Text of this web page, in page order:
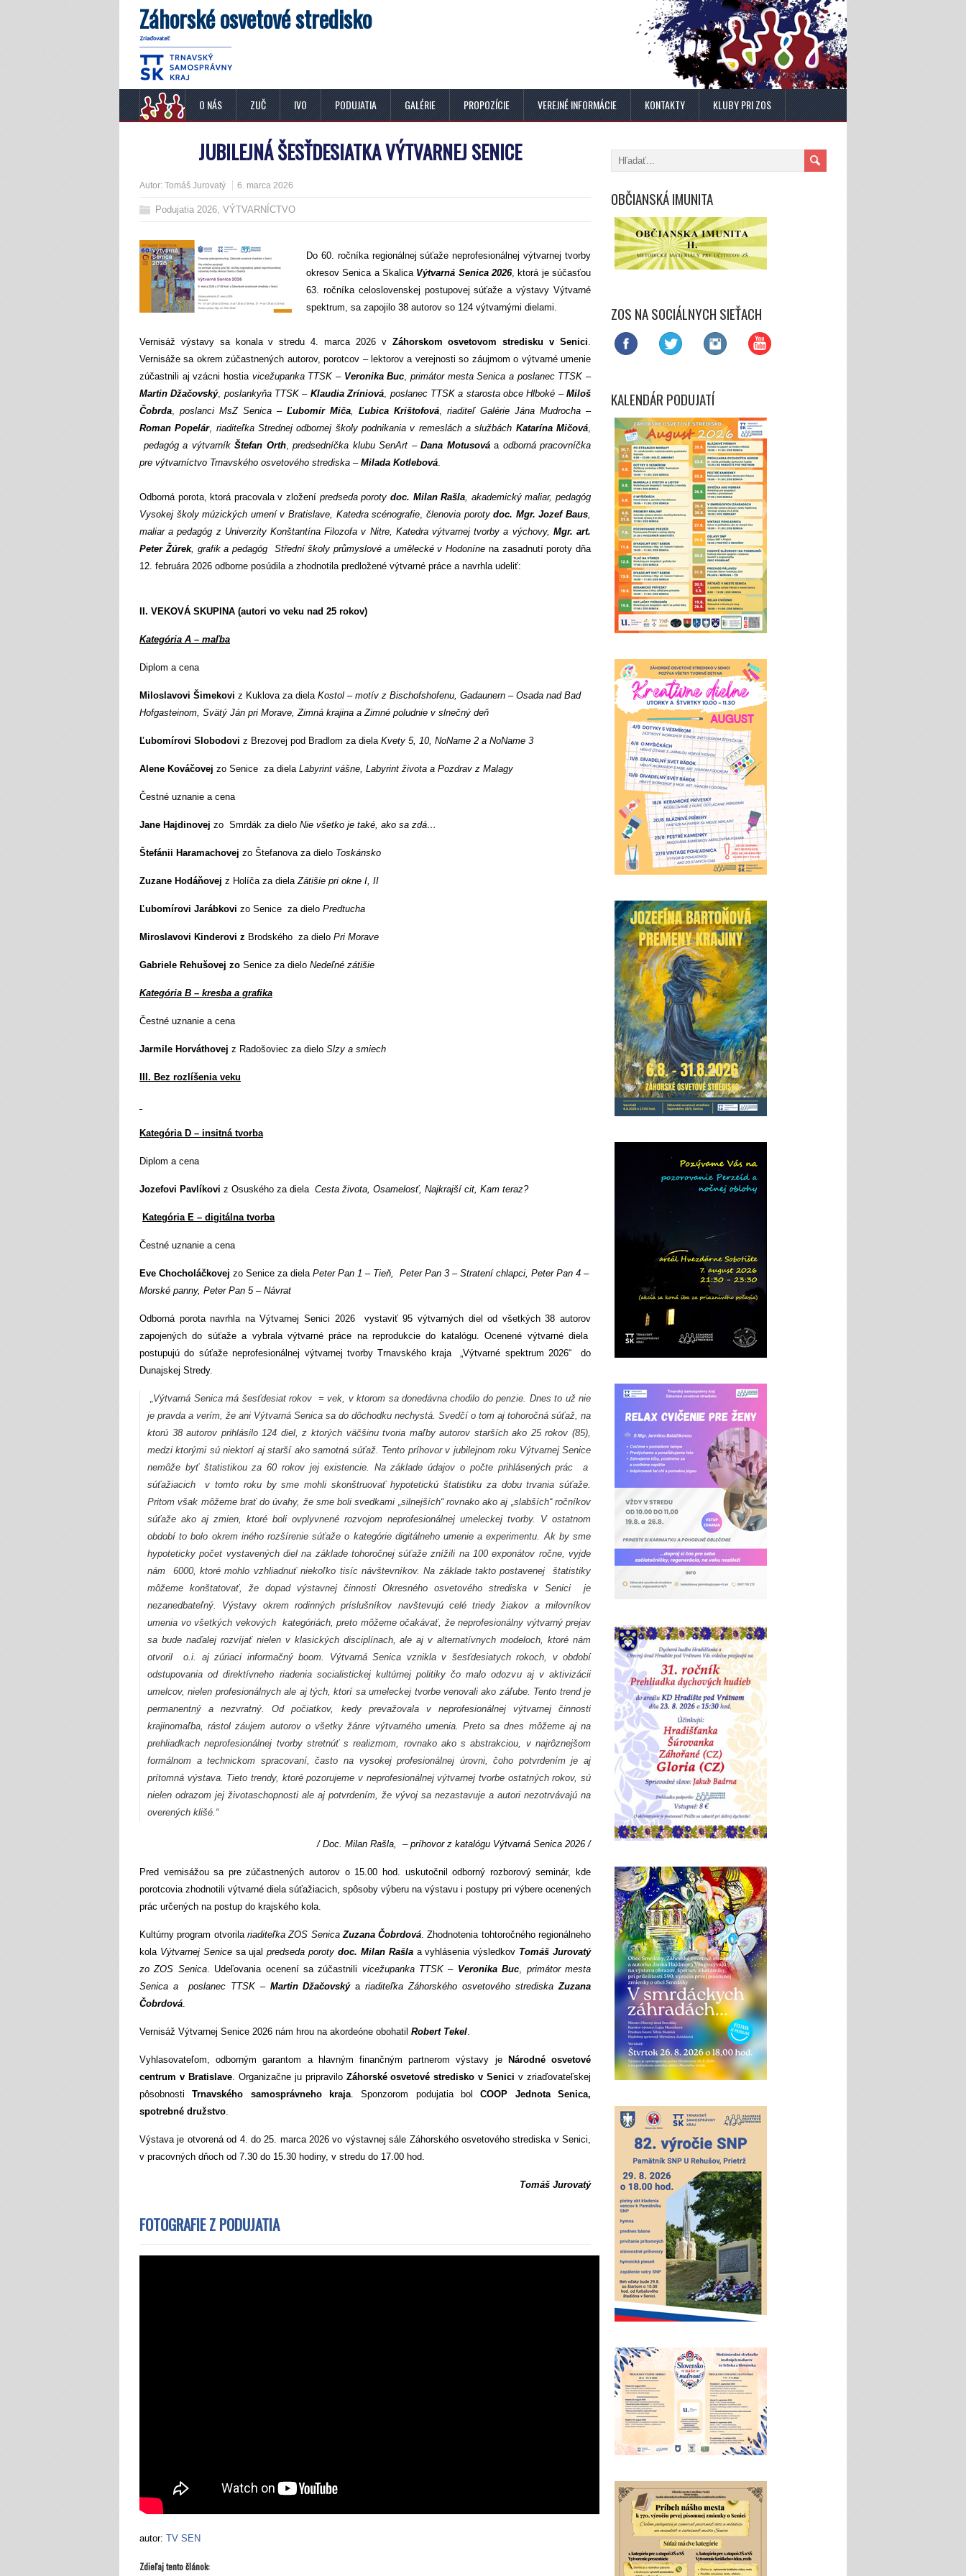
Záhorské osvetové stredisko
O NÁS ZUČ IVO PODUJATIA GALÉRIE PROPOZÍCIE VEREJNÉ INFORMÁCIE KONTAKTY KLUBY PRI ZOS
JUBILEJNÁ ŠESŤDESIATKA VÝTVARNEJ SENICE
Autor: Tomáš Jurovatý 6. marca 2026
Podujatia 2026, VÝTVARNÍCTVO
Do 60. ročníka regionálnej súťaže neprofesionálnej výtvarnej tvorby
okresov Senica a SkalicaVýtvarná Senica 2026, ktorá je súčasťou
63. ročníka celoslovenskej postupovej súťaže a výstavy Výtvarné
spektrum, sa zapojilo 38 autorov so 124 výtvarnými dielami.
Vernisáž výstavy sa konala v stredu 4. marca 2026 v Záhorskom osvetovom stredisku v Senici.
Vernisáže sa okrem zúčastnených autorov, porotcov – lektorov a verejnosti so záujmom o výtvarné umenie
zúčastnili aj vzácni hostia vicežupanka TTSK – Veronika Buc,primátor mesta Senica a poslanec TTSK –
Martin Džačovský, poslankyňa TTSK – Klaudia Zríniová, poslanec TTSK a starosta obce Hlboké –Miloš
Čobrda, poslanci MsZ Senica – Ľubomír Miča, Ľubica Krištofová, riaditeľ Galérie Jána Mudrocha –
Roman Popelár, riaditeľka Strednej odbornej školy podnikania v remeslách a službách Katarína Mičová,
pedagóg a výtvarník Štefan Orth, predsedníčka klubu SenArt – Dana Motusováaodborná pracovníčka
pre výtvarníctvo Trnavského osvetového strediska – Milada Kotlebová.
Odborná porota, ktorá pracovala v zložení predseda poroty doc. Milan Rašla, akademický maliar, pedagóg
Vysokej školy múzických umení v Bratislave, Katedra scénografie, členovia porotydoc. Mgr. Jozef Baus,
maliar a pedagóg z Univerzity Konštantína Filozofa v Nitre, Katedra výtvarnej tvorby a výchovy, Mgr. art.
Peter Žúrek, grafik a pedagóg Střední školy průmyslové a umělecké v Hodoníne na zasadnutí poroty dňa
12. februára 2026 odborne posúdila a zhodnotila predložené výtvarné práce a navrhla udeliť:
II. VEKOVÁ SKUPINA (autori vo veku nad 25 rokov)
Kategória A – maľba
Diplom a cena
Miloslavovi Šimekovi z Kuklova za diela Kostol – motív z Bischofshofenu, Gadaunern – Osada nad Bad
Hofgasteinom, Svätý Ján pri Morave, Zimná krajina a Zimné poludnie v slnečný deň
Ľubomírovi Slobodovi z Brezovej pod Bradlom za diela Kvety 5, 10, NoName 2 a NoName 3
Alene Kováčovej zo Senice za diela Labyrint vášne, Labyrint života a Pozdrav z Malagy
Čestné uznanie a cena
Jane Hajdinovej zo Smrdák za dielo Nie všetko je také, ako sa zdá…
Štefánii Haramachovej zo Štefanova za dielo Toskánsko
Zuzane Hodáňovej z Holíča za dielaZátišie pri okne I, II
Ľubomírovi Jarábkovi zo Senice za dielo Predtucha
Miroslavovi Kinderovi z Brodského za dielo Pri Morave
Gabriele Rehušovej zo Senice za dielo Nedeľné zátišie
Kategória B – kresba a grafika
Čestné uznanie a cena
Jarmile Horváthovej z Radošoviec za dielo Slzy a smiech
III. Bez rozlíšenia veku
Kategória D – insitná tvorba
Diplom a cena
Jozefovi Pavlíkovi z Osuského za diela Cesta života, Osamelosť, Najkrajší cit, Kam teraz?
Kategória E – digitálna tvorba
Čestné uznanie a cena
Eve Chocholáčkovej zo Senice za diela Peter Pan 1 – Tieň, Peter Pan 3 – Stratení chlapci, Peter Pan 4 –
Morské panny, Peter Pan 5 – Návrat
Odborná porota navrhla na Výtvarnej Senici 2026 vystaviť 95 výtvarných diel od všetkých 38 autorov
zapojených do súťaže a vybrala výtvarné práce na reprodukcie do katalógu. Ocenené výtvarné diela
postupujú do súťaže neprofesionálnej výtvarnej tvorby Trnavského kraja „Výtvarné spektrum 2026“ do
Dunajskej Stredy.
„Výtvarná Senica má šesťdesiat rokov = vek, v ktorom sa donedávna chodilo do penzie. Dnes to už nie
je pravda a verím, že ani Výtvarná Senica sa do dôchodku nechystá. Svedčí o tom aj tohoročná súťaž, na
ktorú 38 autorov prihlásilo 124 diel, z ktorých väčšinu tvoria maľby autorov starších ako 25 rokov (85),
medzi ktorými sú niektorí aj starší ako samotná súťaž. Tento príhovor v jubilejnom roku Výtvarnej Senice
nemôže byť štatistikou za 60 rokov jej existencie. Na základe údajov o počte prihlásených prác a
súťažiacich v tomto roku by sme mohli skonštruovať hypotetickú štatistiku za dobu trvania súťaže.
Pritom však môžeme brať do úvahy, že sme boli svedkami „silnejších“ rovnako ako aj „slabších“ ročníkov
súťaže ako aj zmien, ktoré boli ovplyvnené rozvojom neprofesionálnej umeleckej tvorby. V ostatnom
období to bolo okrem iného rozšírenie súťaže o kategórie digitálneho umenie a experimentu. Ak by sme
hypoteticky počet vystavených diel na základe tohoročnej súťaže znížili na 100 exponátov ročne, vyjde
nám 6000, ktoré mohlo vzhliadnuť niekoľko tisíc návštevníkov. Na základe takto postavenej štatistiky
môžeme konštatovať, že dopad výstavnej činnosti Okresného osvetového strediska v Senici je
nezanedbateľný. Výstavy okrem rodinných príslušníkov navštevujú celé triedy žiakov a milovníkov
umenia vo všetkých vekových kategóriách, preto môžeme očakávať, že neprofesionálny výtvarný prejav
sa bude naďalej rozvíjať nielen v klasických disciplínach, ale aj v alternatívnych modeloch, ktoré nám
otvoril o.i. aj zúriaci informačný boom. Výtvarná Senica vznikla v šesťdesiatych rokoch, v období
odstupovania od direktívneho riadenia socialistickej kultúrnej politiky čo malo odozvu aj v aktivizácii
umelcov, nielen profesionálnych ale aj tých, ktorí sa umeleckej tvorbe venovali ako záľube. Tento trend je
permanentný a nezvratný. Od počiatkov, kedy prevažovala v neprofesionálnej výtvarnej činnosti
krajinomaľba, rástol záujem autorov o všetky žánre výtvarného umenia. Preto sa dnes môžeme aj na
prehliadkach neprofesionálnej tvorby stretnúť s realizmom, rovnako ako s abstrakciou, v najrôznejšom
formálnom a technickom spracovaní, často na vysokej profesionálnej úrovni, čoho potvrdením je aj
prítomná výstava. Tieto trendy, ktoré pozorujeme v neprofesionálnej výtvarnej tvorbe ostatných rokov, sú
nielen odrazom jej životaschopnosti ale aj potvrdením, že vývoj sa nezastavuje a autori nezotrvávajú na
overených klišé. “
/Doc. Milan Rašla, – príhovor z katalógu Výtvarná Senica 2026 /
Pred vernisážou sa pre zúčastnených autorov o 15.00 hod. uskutočnil odborný rozborový seminár, kde
porotcovia zhodnotili výtvarné diela súťažiacich, spôsoby výberu na výstavu i postupy pri výbere ocenených
prác určených na postup do krajského kola.
Kultúrny program otvorila riaditeľka ZOS SenicaZuzana Čobrdová. Zhodnotenia tohtoročného regionálneho
kolaVýtvarnej Senicesa ujalpredseda porotydoc. Milan Rašlaa vyhlásenia výsledkov Tomáš Jurovatý
zo ZOS Senica. Udeľovania ocenení sa zúčastnili vicežupanka TTSK – Veronika Buc, primátor mesta
Senica a poslanec TTSK – Martin Džačovskýariaditeľka Záhorského osvetového strediskaZuzana
Čobrdová.
Vernisáž Výtvarnej Senice 2026 nám hrou na akordeóne obohatil Robert Tekel.
Vyhlasovateľom, odborným garantom a hlavným finančným partnerom výstavy je
Národné osvetové
centrum v Bratislave. Organizačne ju pripravilo Záhorské osvetové stredisko v Senici v zriaďovateľskej
pôsobnostiTrnavského samosprávneho kraja. Sponzorom podujatia bol
COOP Jednota Senica,
spotrebné družstvo.
Výstava je otvorená od 4. do 25. marca 2026 vo výstavnej sále Záhorského osvetového strediska v Senici,
v pracovných dňoch od 7.30 do 15.30 hodiny, v stredu do 17.00 hod.
Tomáš Jurovatý
FOTOGRAFIE Z PODUJATIA
autor: TV SEN
Zdieľaj tento článok:
OBČIANSKÁ IMUNITA
ZOS NA SOCIÁLNYCH SIEŤACH
KALENDÁR PODUJATÍ